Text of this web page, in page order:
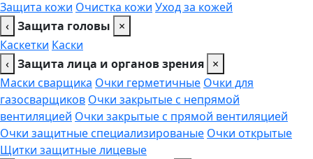
Защита кожи Очистка кожи Уход за кожей
‹ Защита головы
×
Каскетки Каски
‹ Защита лица и органов зрения ×
Маски сварщика Очки герметичные Очки для
газосварщиков Очки закрытые с непрямой
вентиляцией Очки закрытые с прямой вентиляцией
Очки защитные специализированые Очки открытые
Щитки защитные лицевые